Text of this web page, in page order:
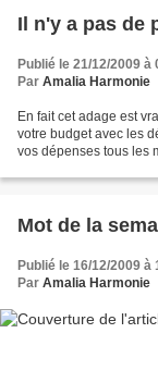
Il n'y a pas de
Publié le 21/12/2009 à
Par Amalia Harmonie
En fait cet adage est
votre budget avec les
vos dépenses tous les
Mot de la
Publié le 16/12/2009 à
Par Amalia Harmonie